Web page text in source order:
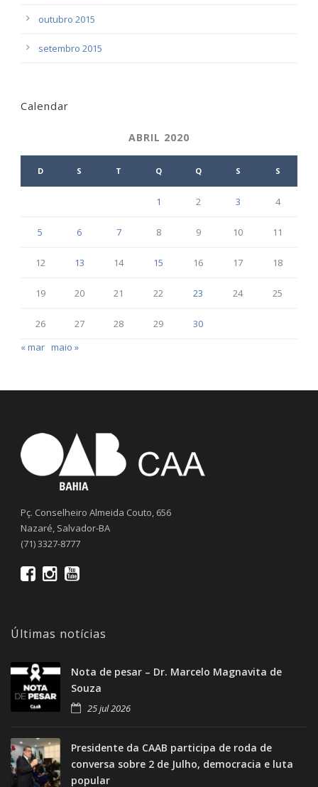
outubro 2015
setembro 2015
Calendar
ABRIL 2020
D S T Q Q S S
1 2 3 4
5 6 7 8 9 10 11
12 13 14 15 16 17 18
19 20 21 22 23 24 25
26 27 28 29
30
« mar maio »
Pç. Conselheiro Almeida Couto, 656
Nazaré, Salvador-BA
(71) 3327-8777
Últimas notícias
Nota de pesar – Dr. Marcelo Magnavita de
Souza
25 jul 2026
Presidente da CAAB participa de roda de
conversa sobre 2 de Julho, democracia e luta
popular